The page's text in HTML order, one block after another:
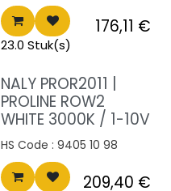
176,11 €
23.0 Stuk(s)
Nieuwe prijs
NALY PROR2011 |
PROLINE ROW2
WHITE 3000K / 1-10V
HS Code : 9405 10 98
209,40 €